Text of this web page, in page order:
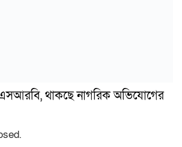
এসআরবি, থাকছে নাগরিক অভিযোগের